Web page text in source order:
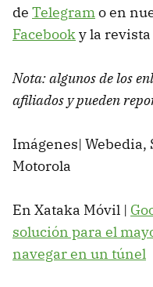
de Telegramo en
Facebooky la revista
Nota: algunos de los
afiliados y pueden
Imágenes|
Motorola
En Xataka Móvil |
solución para el
navegar en un túnel